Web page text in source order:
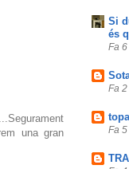
una gran
Si
és
Fa
Fa
Fa